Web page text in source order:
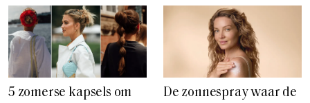
5 zomerse kapsels om
De zonnespray waar de